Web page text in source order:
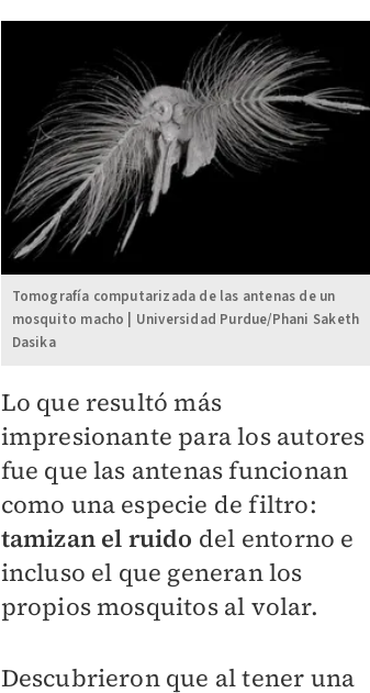
Tomografía computarizada de las antenas de un
mosquito macho | Universidad Purdue/Phani Saketh
Dasika
Lo que resultó más
impresionante para los autores
fue que las antenas funcionan
como una especie de filtro:
tamizan el ruido del entorno e
incluso el que generan los
propios mosquitos al volar.
Descubrieron que al tener una